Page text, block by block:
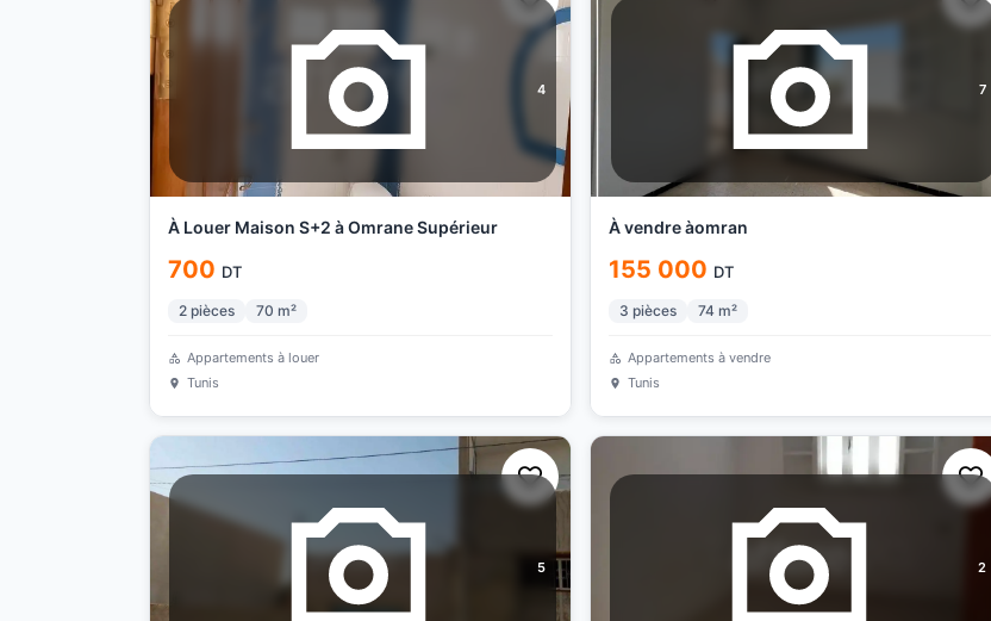
4
À Louer Maison S+2 à Omrane Supérieur
700 DT
2 pièces 70 m²
Appartements à louer
Tunis
7
À vendre àomran
155 000 DT
3 pièces 74m²
Appartements à vendre
Tunis
5 2